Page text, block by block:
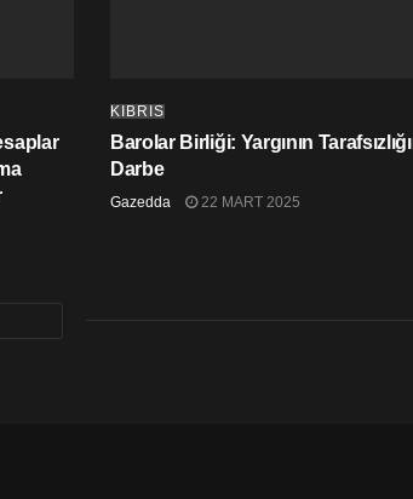
KIBRIS
Barolar Birliği: Yargının
Darbe
Gazedda 22 MART 2025